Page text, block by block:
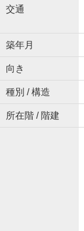
交通
築年月
向き
種別 / 構造
所在階 / 階建